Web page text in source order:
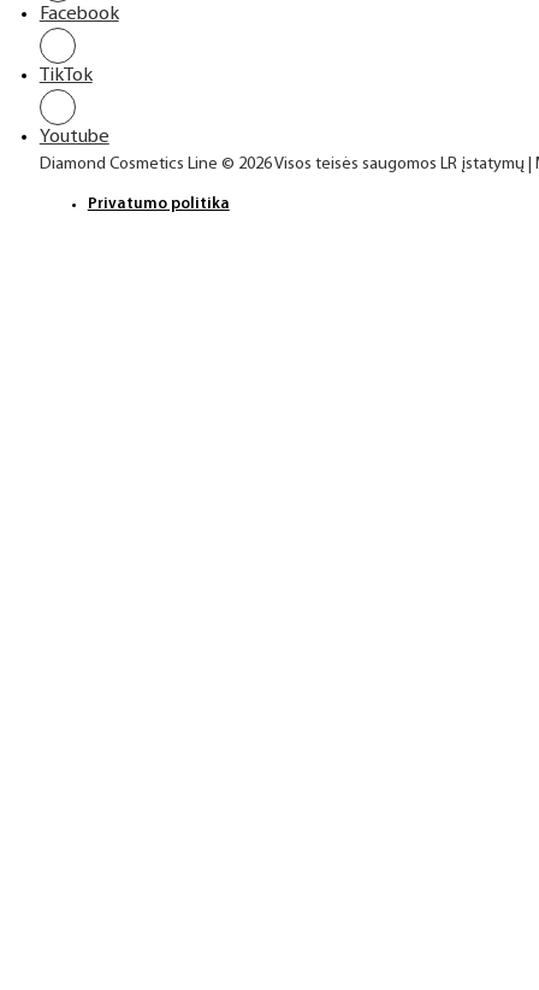
Facebook
TikTok
Youtube
Diamond Cosmetics Line © 2026 Visos teisės saugomos LR įstatymų
Privatumo politika